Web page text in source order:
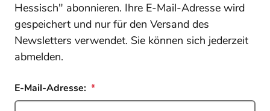
Hessisch" abonnieren. Ihre E-Mail-Adresse wird
gespeichert und nur für den Versand des
Newsletters verwendet. Sie können sich jederzeit
abmelden.
E-Mail-Adresse: